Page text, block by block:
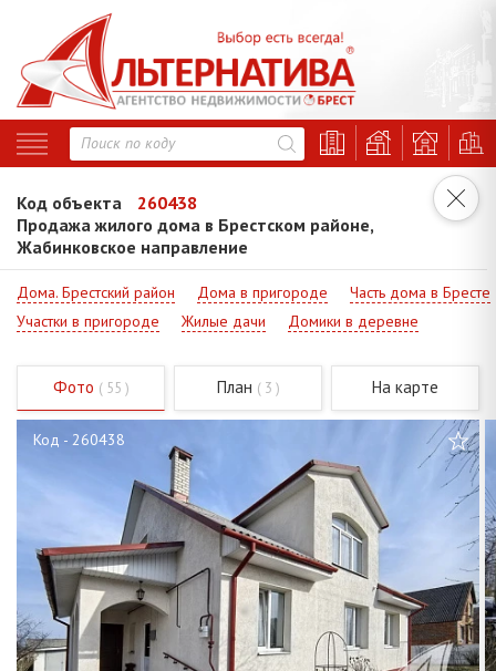
Код объекта
260438
Продажа жилого дома в Брестском районе,
Жабинковское направление
Дома. Брестский район Дома в пригороде
Часть дома в Бресте
Участки в пригороде
Жилые дачи Домики в деревне
Фото ( 55 ) План ( 3 ) На карте
Код - 260438